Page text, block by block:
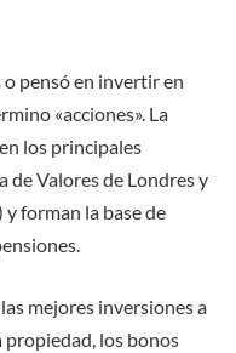
o pensó en invertir en
«acciones». La
los principales
de Valores de Londres y
y forman la base de
mejores inversiones a
propiedad, los bonos